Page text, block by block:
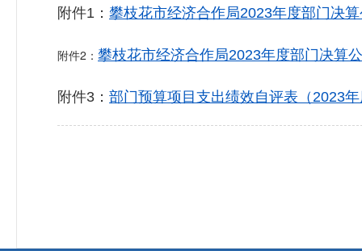
附件1： 攀枝花市经济合作局2023年度部门决
附件2： 攀枝花市经济合作局2023年度部门决算
附件3： 部门预算项目支出绩效自评表（2023